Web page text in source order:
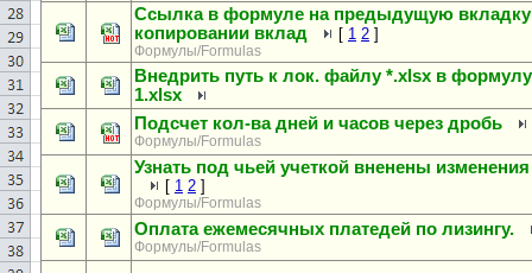
Ссылка в формуле на предыдущую
копировании вклад
[ 1 2 ]
Формулы/Formulas
Внедрить путь к лок. файлу *.xlsx в
1.xlsx
Подсчет кол-ва дней и часов через дробь
Формулы/Formulas
Узнать под чьей учеткой вненены
[ 1 2 ]
Формулы/Formulas
Оплата ежемесячных платедей по лизингу.
Формулы/Formulas